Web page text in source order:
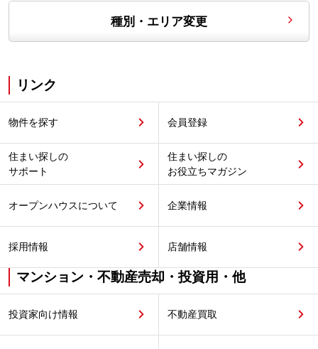
種別・エリア変更
リンク
物件を探す 会員登録
住まい探しの
サポート
住まい探しの
お役立ちマガジン
オープンハウスについて 企業情報
採用情報 店舗情報
マンション・不動産売却・投資用・他
投資家向け情報 不動産買取